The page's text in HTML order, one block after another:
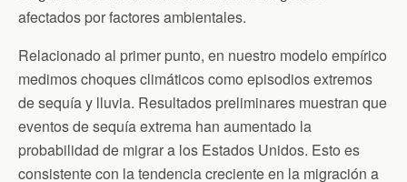
afectados por factores ambientales.
Relacionado al primer punto, en nuestro modelo empírico
medimos choques climáticos como episodios extremos
de sequía y lluvia. Resultados preliminares muestran que
eventos de sequía extrema han aumentado la
probabilidad de migrar a los Estados Unidos. Esto es
consistente con la tendencia creciente en la migración a